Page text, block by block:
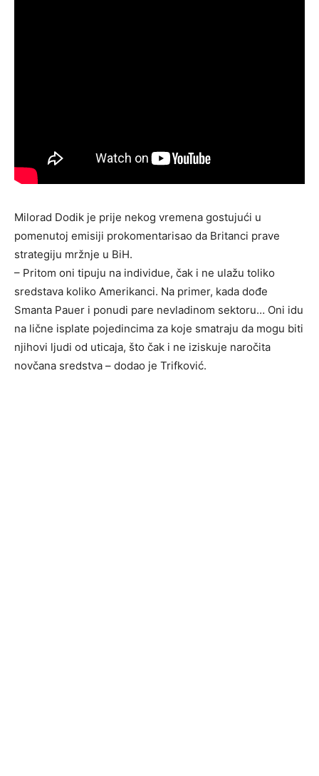
Milorad Dodik je prije nekog vremena gostujući u
pomenutoj emisiji prokomentarisao da Britanci prave
strategiju mržnje u BiH.
– Pritom oni tipuju na individue, čak i ne ulažu toliko
sredstava koliko Amerikanci. Na primer, kada dođe
Smanta Pauer i ponudi pare nevladinom sektoru… Oni idu
na lične isplate pojedincima za koje smatraju da mogu biti
njihovi ljudi od uticaja, što čak i ne iziskuje naročita
novčana sredstva – dodao je Trifković.